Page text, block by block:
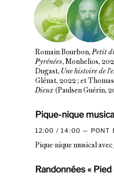
Romain Bourbon,Petit
Pyrénées, Monhelios,
Dugast, Une histoire de
Glénat, 2022 ; et
Dieux(Paulsen Guérin,
Pique-nique
12:00 / 14:00 PONT
Pique-nique musical
Randonnées « Pied